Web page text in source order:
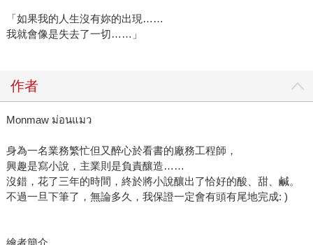
「如果我的人生沒有妳的出現……
我就會像是失去了一切……」
作者
Monmaw ม่อนแมว
身為一名業務繁忙但又醉心於看書的廠務工程師，
興趣是寫小說，主業則是負責釀造……
沒錯，花了三年的時間，終於將小說釀出了恰好的酸、甜、鹹。
不過一旦下筆了，無論多久，我保證一定會有頭有尾地完成: )
繪者簡介